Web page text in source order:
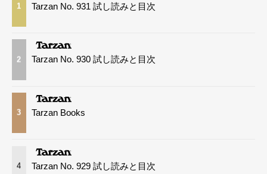
1 Tarzan No. 931 試し読みと目次
2 Tarzan No. 930 試し読みと目次
3 Tarzan Books
4 Tarzan No. 929 試し読みと目次